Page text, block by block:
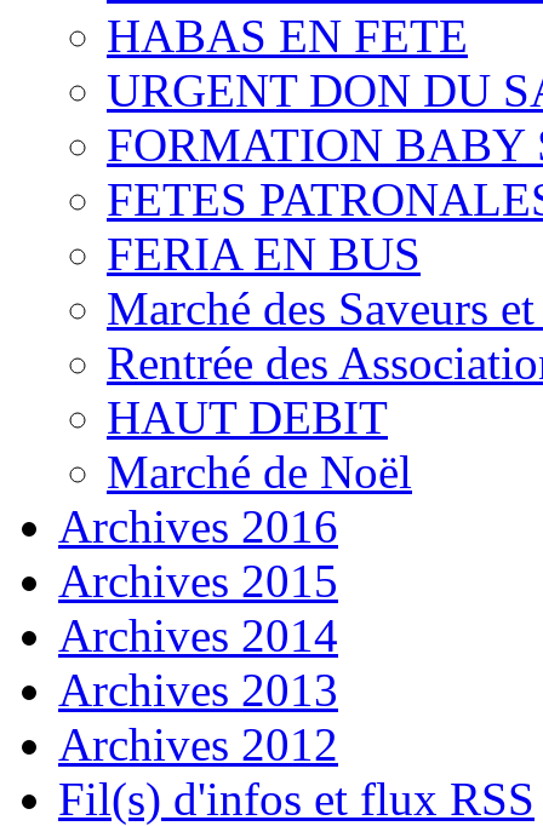
HABAS EN FETE
URGENT DON DU
FORMATION BABY
FETES
FERIA EN BUS
Marché des Saveurs
Rentrée des
HAUT DEBIT
Marché de Noël
Archives 2016
Archives 2015
Archives 2014
Archives 2013
Archives 2012
Fil(s) d'infos et flux RSS